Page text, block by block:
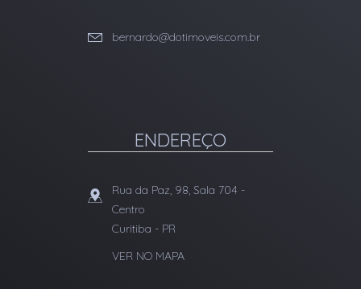
bernardo@dotimoveis.com.br
ENDEREÇO
Rua da Paz, 98, Sala 704 -
Centro
Curitiba - PR
VER NO MAPA